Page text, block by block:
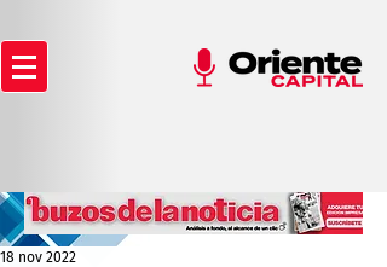
18 nov 2022